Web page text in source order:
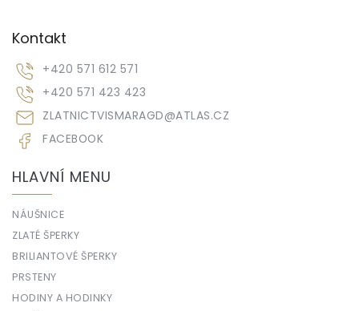
Kontakt
ZLATNICTVISMARAGD@ATLAS.CZ
+420 571 612 571
+420 571 423 423
FACEBOOK
HLAVNÍ MENU
NÁUŠNICE
ZLATÉ ŠPERKY
BRILIANTOVÉ ŠPERKY
PRSTENY
HODINY A HODINKY